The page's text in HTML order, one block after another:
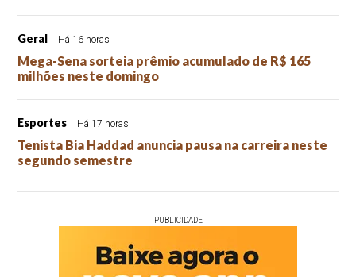
Geral Há 16 horas
Mega-Sena sorteia prêmio acumulado de R$ 165
milhões neste domingo
Esportes Há 17 horas
Tenista Bia Haddad anuncia pausa na carreira neste
segundo semestre
PUBLICIDADE